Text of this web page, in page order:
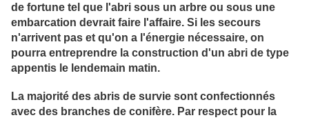
de fortune tel que l'abri sous un arbre ou sous une
embarcation devrait faire l'affaire. Si les secours
n'arrivent pas et qu'on a l'énergie nécessaire, on
pourra entreprendre la construction d'un abri de type
appentis le lendemain matin.
La majorité des abris de survie sont confectionnés
avec des branches de conifère. Par respect pour la